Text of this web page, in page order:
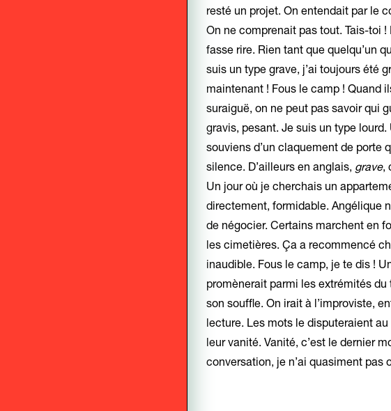
resté un projet. On entendait par le
On ne comprenait pas tout. Tais-toi
fasse rire. Rien tant que quelqu’un
suis un type grave, j’ai toujours été
maintenant ! Fous le camp ! Quand
suraiguë, on ne peut pas savoir qui
gravis, pesant. Je suis un type
souviens d’un claquement de porte
silence. D’ailleurs en anglais, grave,
Un jour où je cherchais un
directement, formidable. Angélique
de négocier. Certains marchent en
les cimetières. Ça a recommencé
inaudible. Fous le camp, je te dis !
promènerait parmi les extrémités
son souffle. On irait à l’improviste,
lecture. Les mots le disputeraient
leur vanité. Vanité, c’est le dernier
conversation, je n’ai quasiment pas